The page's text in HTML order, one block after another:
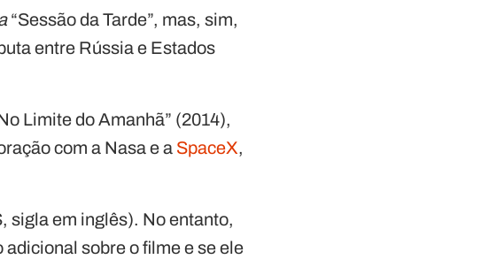
“Sessão da Tarde”, mas, sim,
entre Rússia e Estados
Limite do Amanhã” (2014),
com a Nasa e a SpaceX,
sigla em inglês). No entanto,
sobre o filme e se ele